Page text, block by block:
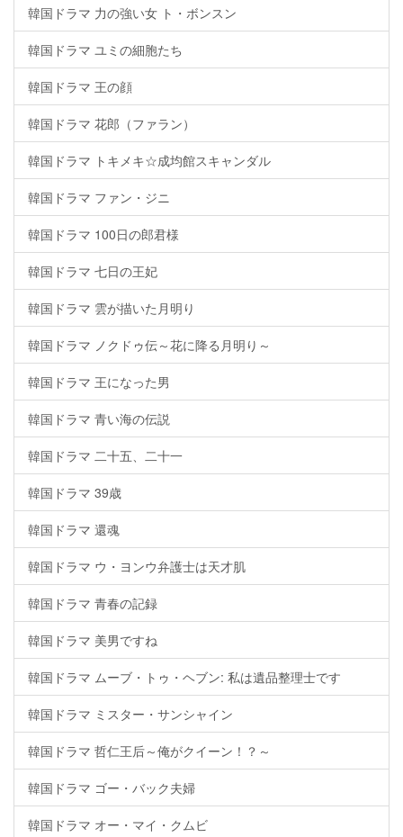
韓国ドラマ 力の強い女 ト・ボンスン
韓国ドラマ ユミの細胞たち
韓国ドラマ 王の顔
韓国ドラマ 花郎（ファラン）
韓国ドラマ トキメキ☆成均館スキャンダル
韓国ドラマ ファン・ジニ
韓国ドラマ 100日の郎君様
韓国ドラマ 七日の王妃
韓国ドラマ 雲が描いた月明り
韓国ドラマ ノクドゥ伝～花に降る月明り～
韓国ドラマ 王になった男
韓国ドラマ 青い海の伝説
韓国ドラマ 二十五、二十一
韓国ドラマ 39歳
韓国ドラマ 還魂
韓国ドラマ ウ・ヨンウ弁護士は天才肌
韓国ドラマ 青春の記録
韓国ドラマ 美男ですね
韓国ドラマ ムーブ・トゥ・ヘブン: 私は遺品整理士です
韓国ドラマ ミスター・サンシャイン
韓国ドラマ 哲仁王后～俺がクイーン！？～
韓国ドラマ ゴー・バック夫婦
韓国ドラマ オー・マイ・クムビ